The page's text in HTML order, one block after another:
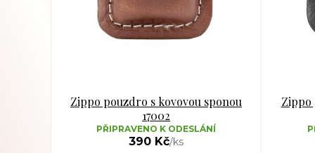
Zippo pouzdro s kovovou sponou
17002
390 Kč/ks
PŘIPRAVENO K ODESLÁNÍ
Zippo